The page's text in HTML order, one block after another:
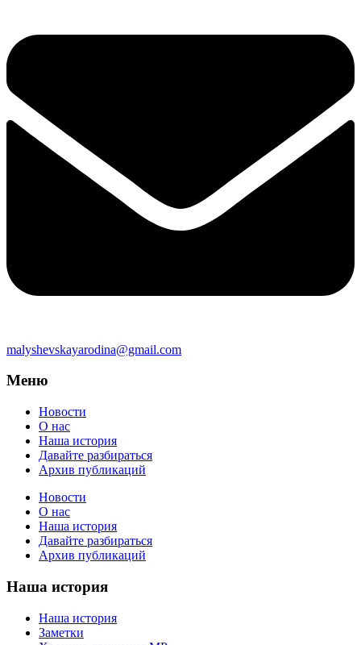
malyshevskayarodina@gmail.com
Меню
Новости
О нас
Наша история
Давайте разбираться
Архив публикаций
Новости
О нас
Наша история
Давайте разбираться
Архив публикаций
Наша история
Наша история
Заметки